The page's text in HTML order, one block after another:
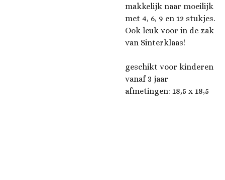
makkelijk naar moeilijk
met 4, 6, 9 en 12 stukjes.
Ook leuk voor in de zak
van Sinterklaas!
geschikt voor kinderen
vanaf 3 jaar
afmetingen: 18,5 x 18,5